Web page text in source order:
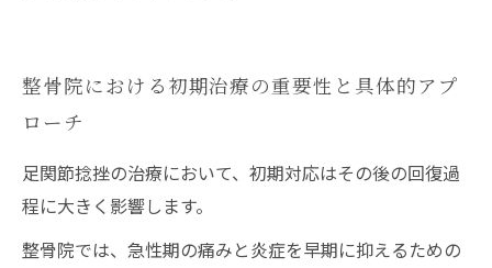
整骨院における初期治療の重要性と具体的アプ
ローチ
足関節捻挫の治療において、初期対応はその後の回復過
程に大きく影響します。
整骨院では、急性期の痛みと炎症を早期に抑えるための